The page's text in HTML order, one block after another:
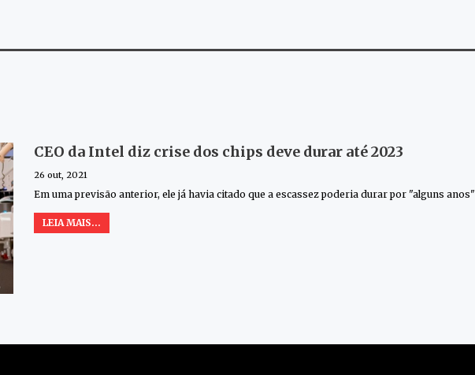
CEO da Intel diz crise dos chips deve durar até 2023
26 out, 2021
Em uma previsão anterior, ele já havia citado que a escassez poderia durar por "alguns anos"
LEIA MAIS...